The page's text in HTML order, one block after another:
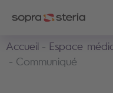
Accueil
Espace
Communiqué